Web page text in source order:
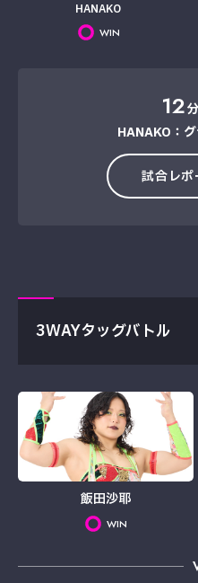
HANAKO
WIN
12
HANAKO：
試合レポ
3WAYタッグバトル
飯田沙耶
WIN